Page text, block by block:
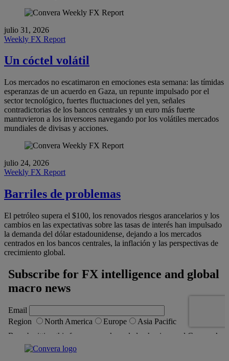
julio 31, 2026
Weekly FX Report
Un cóctel volátil
Los mercados no escatimaron en emociones esta semana: las tímidas
esperanzas de un acuerdo en Gaza, un repunte impulsado por el
sector tecnológico, fuertes fluctuaciones del yen, señales
contradictorias de los bancos centrales y un euro más fuerte
mantuvieron a los inversores navegando por los volátiles mercados
mundiales de divisas y acciones.
julio 24, 2026
Weekly FX Report
Barriles de problemas
El petróleo supera el $100, los renovados riesgos arancelarios y los
cambios en las expectativas sobre las tasas de interés han impulsado
la demanda del dólar estadounidense, dejando a los mercados
centrados en los bancos centrales, la inflación y las perspectivas de
crecimiento global.